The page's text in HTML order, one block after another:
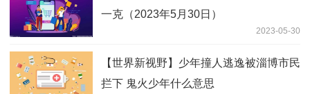
一克（2023年5月30日）
2023-05-30
【世界新视野】少年撞人逃逸被淄博市民
拦下 鬼火少年什么意思